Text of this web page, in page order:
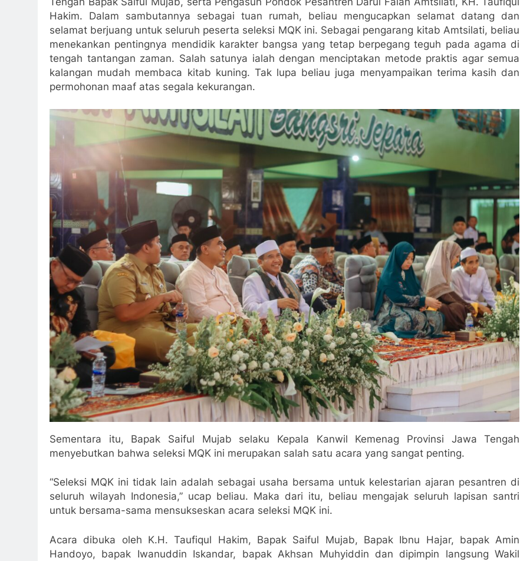
Hakim. Dalam sambutannya sebagai tuan rumah, beliau mengucapkan selamat datang dan
selamat berjuang untuk seluruh peserta seleksi MQK ini. Sebagai pengarang kitab Amtsilati, beliau
menekankan pentingnya mendidik karakter bangsa yang tetap berpegang teguh pada agama di
tengah tantangan zaman. Salah satunya ialah dengan menciptakan metode praktis agar semua
kalangan mudah membaca kitab kuning. Tak lupa beliau juga menyampaikan terima kasih dan
permohonan maaf atas segala kekurangan.
Sementara itu, Bapak Saiful Mujab selaku Kepala Kanwil Kemenag Provinsi Jawa Tengah
menyebutkan bahwa seleksi MQK ini merupakan salah satu acara yang sangat penting.
“Seleksi MQK ini tidak lain adalah sebagai usaha bersama untuk kelestarian ajaran pesantren di
seluruh wilayah Indonesia,” ucap beliau. Maka dari itu, beliau mengajak seluruh lapisan santri
untuk bersama-sama mensukseskan acara seleksi MQK ini.
Acara dibuka oleh K.H. Taufiqul Hakim, Bapak Saiful Mujab, Bapak Ibnu Hajar, bapak Amin
Handoyo, bapak Iwanuddin Iskandar, bapak Akhsan Muhyiddin dan dipimpin langsung Wakil